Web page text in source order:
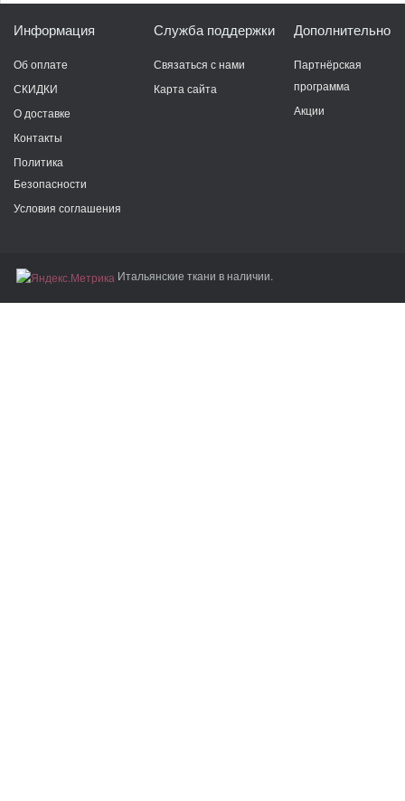
Информация
Об оплате
СКИДКИ
О доставке
Контакты
Политика
Безопасности
Условия соглашения
Служба поддержки
Связаться с нами
Карта сайта
Дополнительно
Партнёрская
программа
Акции
Итальянские ткани в наличии.